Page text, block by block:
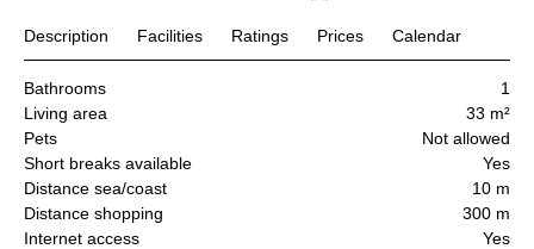
Description Facilities Ratings Prices Calendar
Bathrooms
1
Living area
33 m²
Pets
Not allowed
Short breaks available
Yes
Distance sea/coast
10 m
Distance shopping
300 m
Internet access
Yes